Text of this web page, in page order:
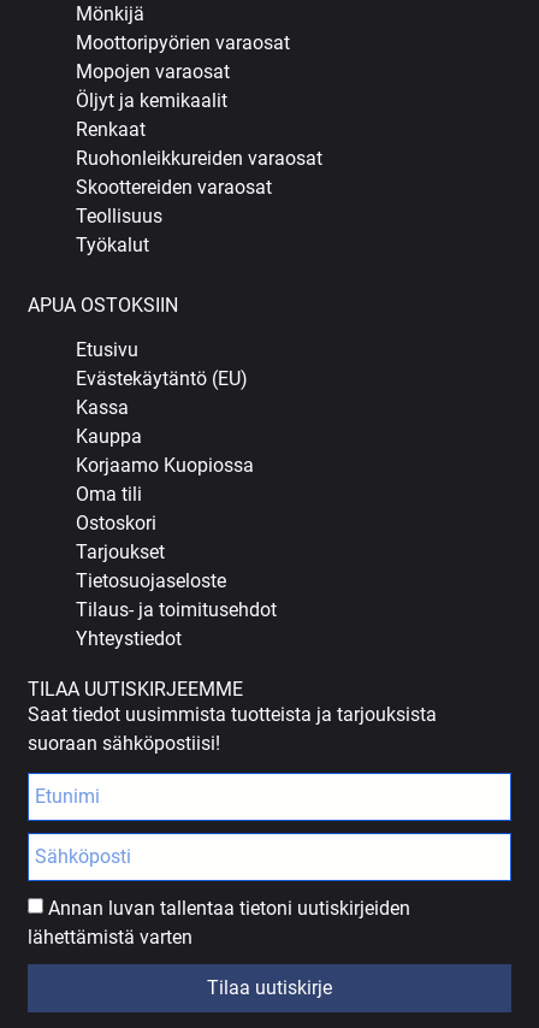
Mönkijä
Moottoripyörien varaosat
Mopojen varaosat
Öljyt ja kemikaalit
Renkaat
Ruohonleikkureiden varaosat
Skoottereiden varaosat
Teollisuus
Työkalut
APUA OSTOKSIIN
Etusivu
Evästekäytäntö (EU)
Kassa
Kauppa
Korjaamo Kuopiossa
Oma tili
Ostoskori
Tarjoukset
Tietosuojaseloste
Tilaus- ja toimitusehdot
Yhteystiedot
TILAA UUTISKIRJEEMME
Saat tiedot uusimmista tuotteista ja tarjouksista
suoraan sähköpostiisi!
Annan luvan tallentaa tietoni uutiskirjeiden
lähettämistä varten
Tilaa uutiskirje